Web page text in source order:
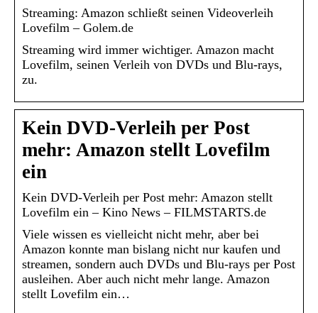
Streaming: Amazon schließt seinen Videoverleih
Lovefilm – Golem.de
Streaming wird immer wichtiger. Amazon macht
Lovefilm, seinen Verleih von DVDs und Blu-rays,
zu.
Kein DVD-Verleih per Post
mehr: Amazon stellt Lovefilm
ein
Kein DVD-Verleih per Post mehr: Amazon stellt
Lovefilm ein – Kino News – FILMSTARTS.de
Viele wissen es vielleicht nicht mehr, aber bei
Amazon konnte man bislang nicht nur kaufen und
streamen, sondern auch DVDs und Blu-rays per Post
ausleihen. Aber auch nicht mehr lange. Amazon
stellt Lovefilm ein…